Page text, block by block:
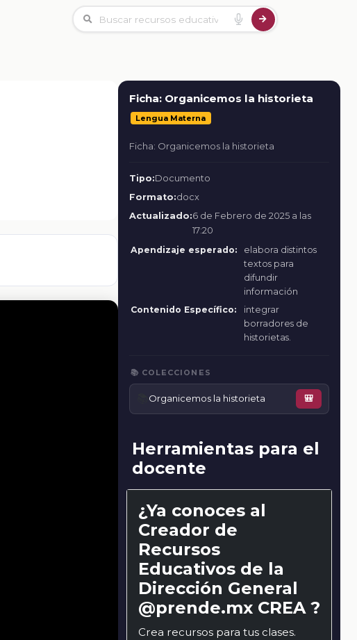
Ficha: Organicemos la historieta
Lengua Materna
Ficha: Organicemos la historieta
Tipo:Documento
Formato:docx
Actualizado:6 de Febrero de 2025 a las
17:20
Apendizaje esperado:
elabora distintos
textos para
difundir
información
Contenido Específico:
integrar
borradores de
historietas.
📚 COLECCIONES
Organicemos la historieta 🎒
Herramientas para el
docente
¿Ya conoces al
Creador de
Recursos
Educativos de la
Dirección General
@prende.mx CREA ?
Crea recursos para tus clases.